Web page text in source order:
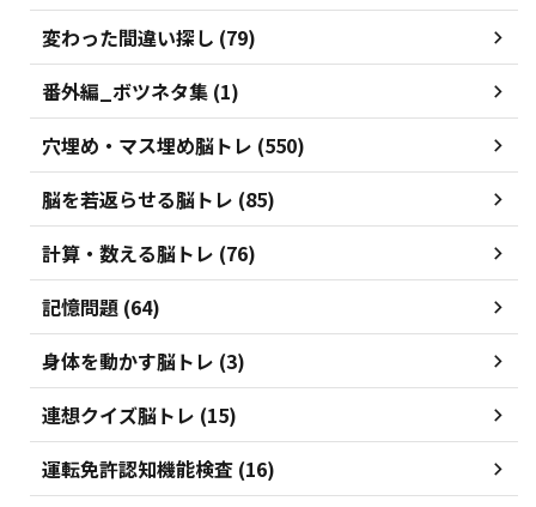
変わった間違い探し (79)
番外編_ボツネタ集 (1)
穴埋め・マス埋め脳トレ (550)
脳を若返らせる脳トレ (85)
計算・数える脳トレ (76)
記憶問題 (64)
身体を動かす脳トレ (3)
連想クイズ脳トレ (15)
運転免許認知機能検査 (16)